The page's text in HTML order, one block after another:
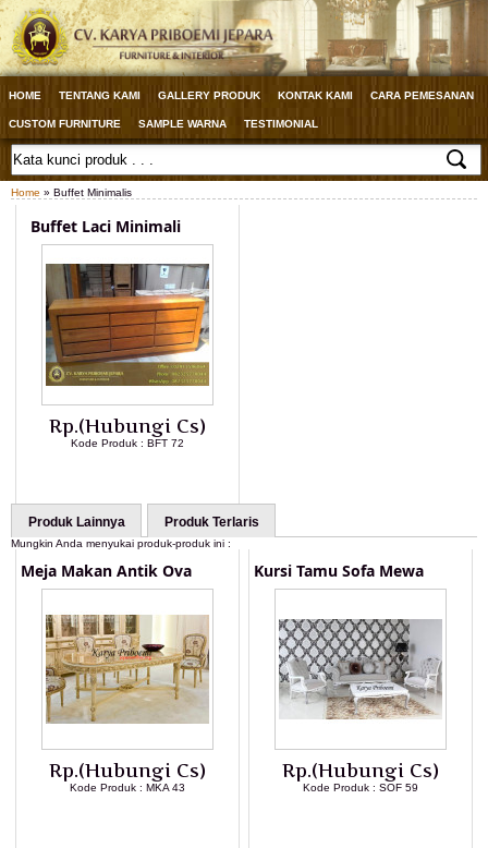
HOME TENTANG KAMI GALLERY PRODUK KONTAK KAMI CARA PEMESANAN
CUSTOM FURNITURE SAMPLE WARNA TESTIMONIAL
Home » Buffet Minimalis
Buffet Laci Minimali
Rp.(Hubungi Cs)
Kode Produk : BFT 72
Produk Lainnya Produk Terlaris
Mungkin Anda menyukai produk-produk ini :
Meja Makan Antik Ova
Rp.(Hubungi Cs)
Kode Produk : MKA 43
Kursi Tamu Sofa Mewa
Rp.(Hubungi Cs)
Kode Produk : SOF 59